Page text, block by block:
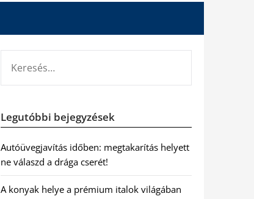
Legutóbbi bejegyzések
Autóüvegjavítás időben: megtakarítás helyett
ne válaszd a drága cserét!
A konyak helye a prémium italok világában